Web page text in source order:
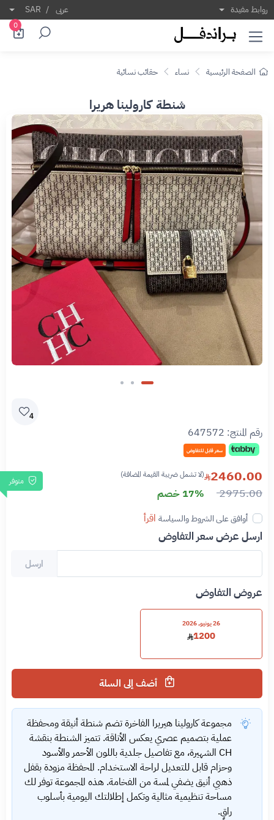
روابط مفيدة عربى /
SAR
0
الصفحة الرئيسية نساء حقائب نسائية
شنطة كارولينا هريرا
4
رقم المنتج: 647572
سعر قابل للتفاوض
متوفر 2460.00 (لا تشمل ضريبة القيمة المضافة)
2975.00 17% خصم
أوافق على الشروط والسياسة اقرأ
ارسل عرض سعر التفاوض
ارسل
عروض التفاوض
26 يونيو, 2026
1200
مجموعة كارولينا هيريرا الفاخرة تضم شنطة أنيقة ومحفظة
عملية بتصميم عصري يعكس الأناقة. تتميز الشنطة بنقشة
CH الشهيرة، مع تفاصيل جلدية باللون الأحمر والأسود
وحزام قابل للتعديل لراحة الاستخدام. المحفظة مزودة بقفل
ذهبي أنيق يضفي لمسة من الفخامة. هذه المجموعة توفر لك
مساحة تنظيمية مثالية وتكمل إطلالتك اليومية بأسلوب
راقٍ.